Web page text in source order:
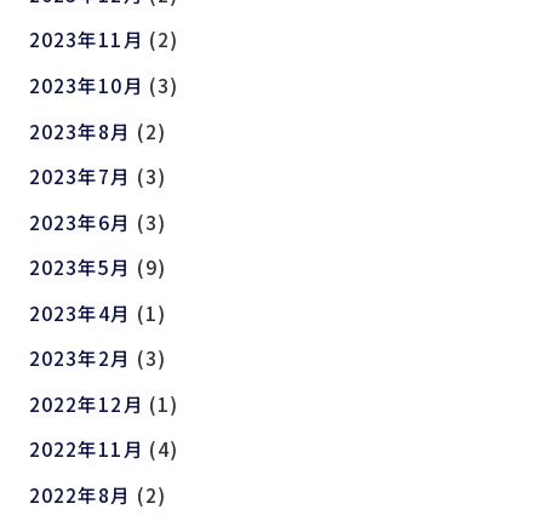
2023年11月 (2)
2023年10月 (3)
2023年8月 (2)
2023年7月 (3)
2023年6月 (3)
2023年5月 (9)
2023年4月 (1)
2023年2月 (3)
2022年12月 (1)
2022年11月 (4)
2022年8月 (2)